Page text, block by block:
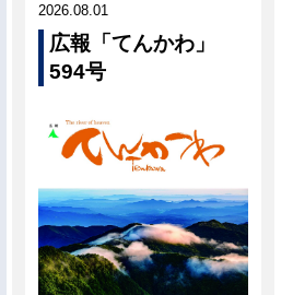
2026.08.01
広報「てんかわ」
594号